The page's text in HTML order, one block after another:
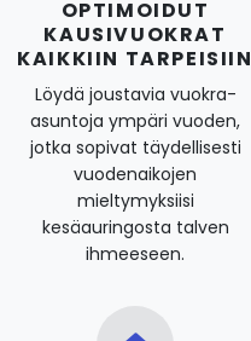
OPTIMOIDUT
KAUSIVUOKRAT
KAIKKIIN TARPEISIIN
Löydä joustavia vuokra-
asuntoja ympäri vuoden,
jotka sopivat täydellisesti
vuodenaikojen
mieltymyksiisi
kesäauringosta talven
ihmeeseen.